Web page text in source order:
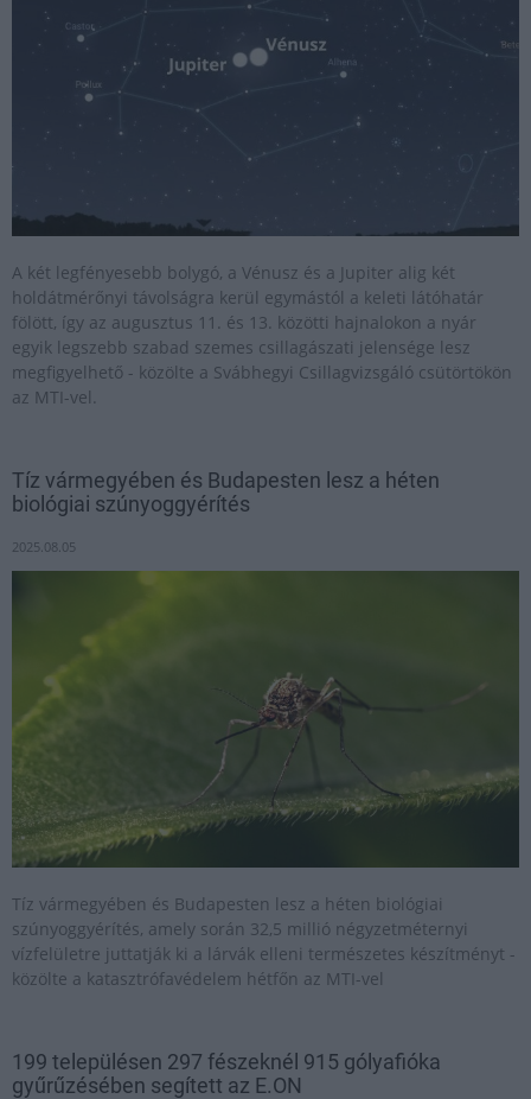
A két legfényesebb bolygó, a Vénusz és a Jupiter alig két
holdátmérőnyi távolságra kerül egymástól a keleti látóhatár
fölött, így az augusztus 11. és 13. közötti hajnalokon a nyár
egyik legszebb szabad szemes csillagászati jelensége lesz
megfigyelhető - közölte a Svábhegyi Csillagvizsgáló csütörtökön
az MTI-vel.
Tíz vármegyében és Budapesten lesz a héten
biológiai szúnyoggyérítés
2025.08.05
Tíz vármegyében és Budapesten lesz a héten biológiai
szúnyoggyérítés, amely során 32,5 millió négyzetméternyi
vízfelületre juttatják ki a lárvák elleni természetes készítményt -
közölte a katasztrófavédelem hétfőn az MTI-vel
199 településen 297 fészeknél 915 gólyafióka
gyűrűzésében segített az E.ON